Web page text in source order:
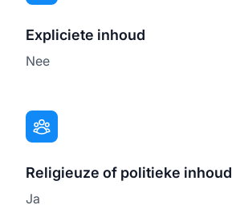
Expliciete inhoud
Nee
Religieuze of politieke inhoud
Ja